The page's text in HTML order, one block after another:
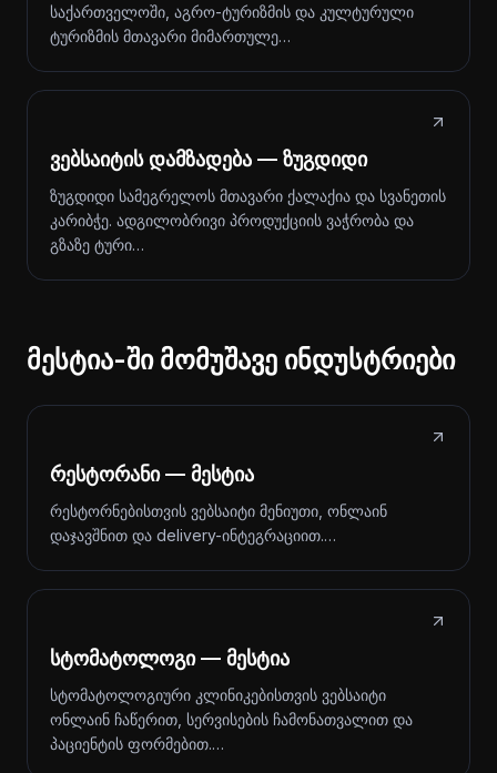
საქართველოში, აგრო-ტურიზმის და კულტურული
ტურიზმის მთავარი მიმართულე…
ვებსაიტის დამზადება — ზუგდიდი
ზუგდიდი სამეგრელოს მთავარი ქალაქია და სვანეთის
კარიბჭე. ადგილობრივი პროდუქციის ვაჭრობა და
გზაზე ტური…
მესტია-ში მომუშავე ინდუსტრიები
რესტორანი — მესტია
რესტორნებისთვის ვებსაიტი მენიუთი, ონლაინ
დაჯავშნით და delivery-ინტეგრაციით.…
სტომატოლოგი — მესტია
სტომატოლოგიური კლინიკებისთვის ვებსაიტი
ონლაინ ჩაწერით, სერვისების ჩამონათვალით და
პაციენტის ფორმებით.…